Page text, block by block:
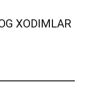
XODIMLAR